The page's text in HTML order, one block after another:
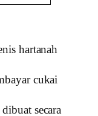
hartanah
cukai
secara